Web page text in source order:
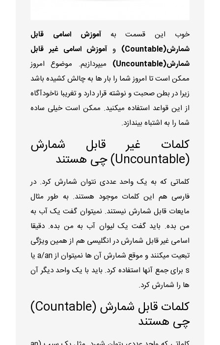
خوب این قسمت بهآموزش اسامی قابل
شمارش(Countable)
و آموزش اسامی غیر قابل
شمارش(Uncountable)
میپردازیم. موضوع امروز
ممکن است تا امروز شما را بار ها به چالش کشیده باشد
زیرا در بطن صحبت و نوشته قرار دارد و تغریبا ناخودآگاه
از این قواعد استفاده میکنید. ممکن است خیلی ساده
شما را به اشتباه بیندازد.
کلمات غیر قابل شمارش
(Uncountable) چی هستند
کلماتی که به یک واحد عددی نتوان شمارش کرد. در
فارسی هم این کلمات موجود هستند. به طور مثال
مایعات قابل شمارش نیستند. نمیتوان گفت یک آب به
من بده. باید گفت یک لیوان آب به من بده. دقیقا
اسامی غیر قابل شمارش در انگلیسی هم از همین ویژگی
تبعیت میکنند و موقع شمارش آن ها نمیتوان از a/an یا
s برای جمع آنها استفاده کرد. باید با یک واحد دیگر آن
ها را شمارش کرد.
کلمات قابل شمارش (Countable)
چی هستند